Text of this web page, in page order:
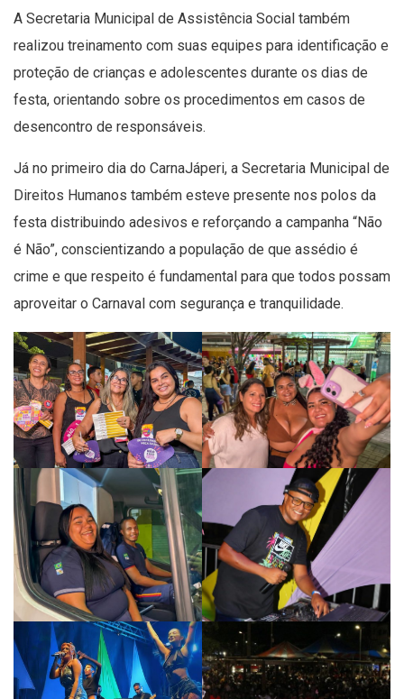
A Secretaria Municipal de Assistência Social também
realizou treinamento com suas equipes para identificação e
proteção de crianças e adolescentes durante os dias de
festa, orientando sobre os procedimentos em casos de
desencontro de responsáveis.
Já no primeiro dia do CarnaJáperi, a Secretaria Municipal de
Direitos Humanos também esteve presente nos polos da
festa distribuindo adesivos e reforçando a campanha “Não
é Não”, conscientizando a população de que assédio é
crime e que respeito é fundamental para que todos possam
aproveitar o Carnaval com segurança e tranquilidade.